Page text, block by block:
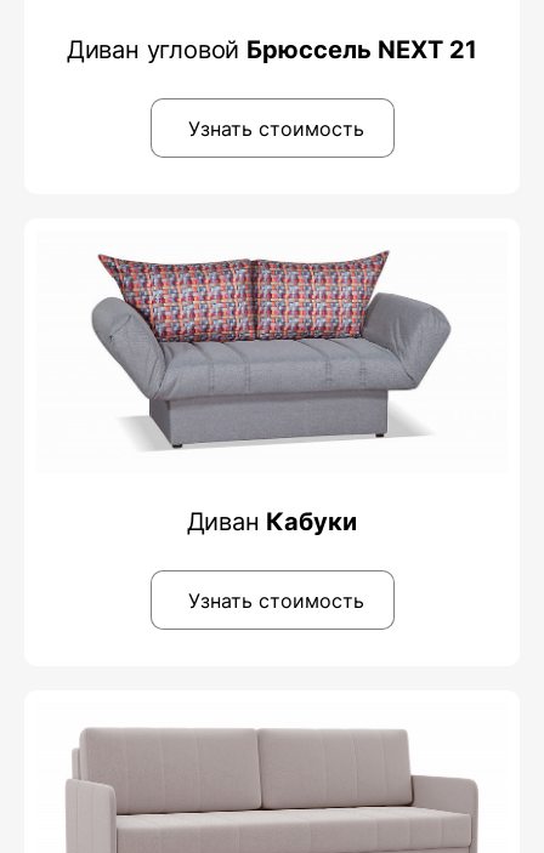
Диван угловой Брюссель NEXT 21
Узнать стоимость
Диван Кабуки
Узнать стоимость